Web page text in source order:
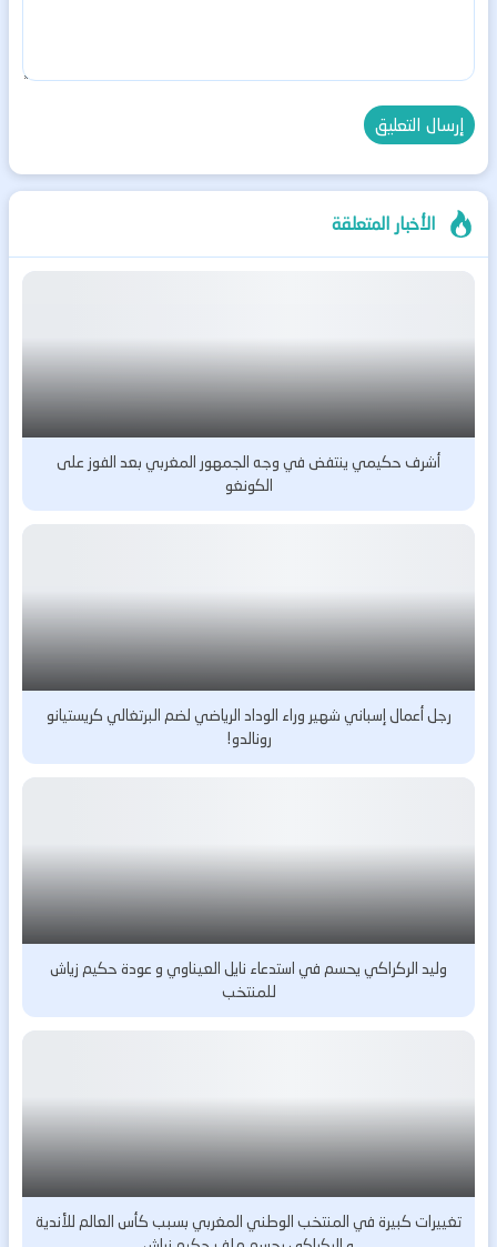
الأخبار المتعلقة
أشرف حكيمي ينتفض في وجه الجمهور المغربي بعد الفوز على
الكونغو
رجل أعمال إسباني شهير وراء الوداد الرياضي لضم البرتغالي كريستيانو
رونالدو!
وليد الركراكي يحسم في استدعاء نايل العيناوي و عودة حكيم زياش
للمنتخب
تغييرات كبيرة في المنتخب الوطني المغربي بسبب كأس العالم للأندية